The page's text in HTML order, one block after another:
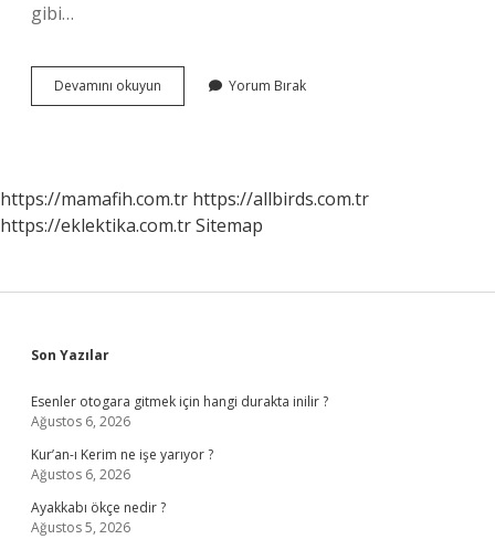
gibi…
Devamını okuyun Apandisit
Kendini
Yorum Bırak
https://mamafih.com.tr https://allbirds.com.tr
https://eklektika.com.trSitemap
Sidebar
Son Yazılar
Esenler otogara gitmek için hangi durakta inilir ?
Ağustos 6, 2026
Kur’an-ı Kerim ne işe yarıyor ?
Ağustos 6, 2026
Ayakkabı ökçe nedir ?
Ağustos 5, 2026